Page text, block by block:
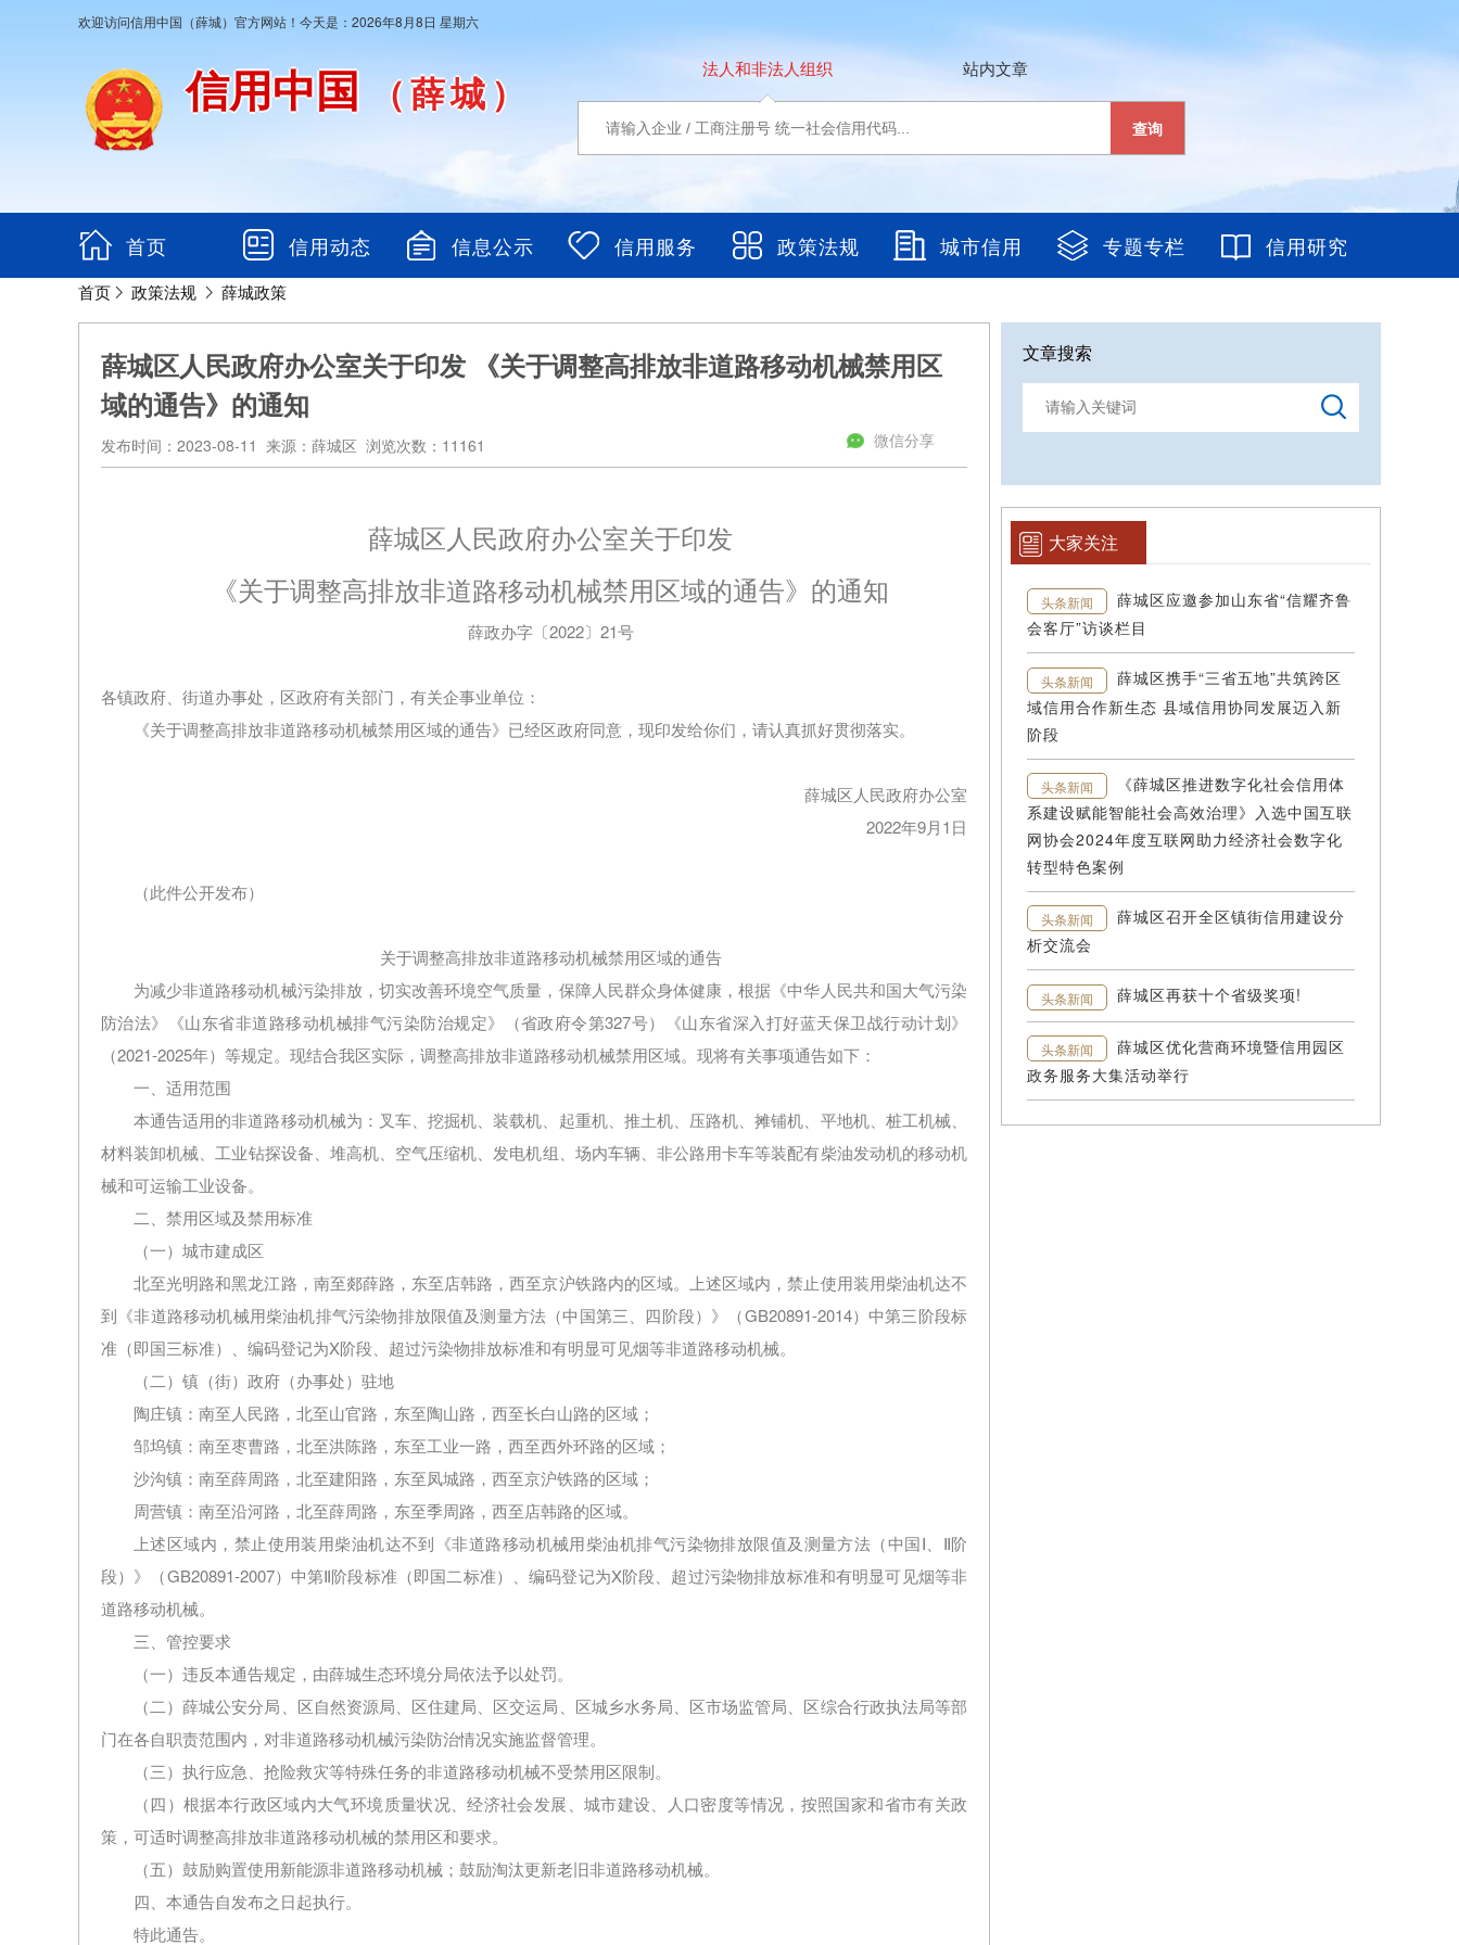
欢迎访问信用中国（薛城）官方网站！今天是：2026年8月8日 星期六
信用中国 （薛城）
法人和非法人组织 站内文章
查询
首页 信用动态 信息公示 信用服务 政策法规 城市信用 专题专栏 信用研究
首页 政策法规 薛城政策
薛城区人民政府办公室关于印发 《关于调整高排放非道路移动机械禁用区
域的通告》的通知
发布时间：2023-08-11 来源：薛城区 浏览次数：11161 微信分享
薛城区人民政府办公室关于印发
《关于调整高排放非道路移动机械禁用区域的通告》的通知
薛政办字〔2022〕21号
各镇政府、街道办事处，区政府有关部门，有关企事业单位：
《关于调整高排放非道路移动机械禁用区域的通告》已经区政府同意，现印发给你们，请认真抓好贯彻落实。
薛城区人民政府办公室
2022年9月1日
（此件公开发布）
关于调整高排放非道路移动机械禁用区域的通告
为减少非道路移动机械污染排放，切实改善环境空气质量，保障人民群众身体健康，根据《中华人民共和国大气污染
防治法》《山东省非道路移动机械排气污染防治规定》（省政府令第327号）《山东省深入打好蓝天保卫战行动计划》
（2021-2025年）等规定。现结合我区实际，调整高排放非道路移动机械禁用区域。现将有关事项通告如下：
一、适用范围
本通告适用的非道路移动机械为：叉车、挖掘机、装载机、起重机、推土机、压路机、摊铺机、平地机、桩工机械、
材料装卸机械、工业钻探设备、堆高机、空气压缩机、发电机组、场内车辆、非公路用卡车等装配有柴油发动机的移动机
械和可运输工业设备。
二、禁用区域及禁用标准
（一）城市建成区
北至光明路和黑龙江路，南至郯薛路，东至店韩路，西至京沪铁路内的区域。上述区域内，禁止使用装用柴油机达不
到《非道路移动机械用柴油机排气污染物排放限值及测量方法（中国第三、四阶段）》（GB20891-2014）中第三阶段标
准（即国三标准）、编码登记为X阶段、超过污染物排放标准和有明显可见烟等非道路移动机械。
（二）镇（街）政府（办事处）驻地
陶庄镇：南至人民路，北至山官路，东至陶山路，西至长白山路的区域；
邹坞镇：南至枣曹路，北至洪陈路，东至工业一路，西至西外环路的区域；
沙沟镇：南至薛周路，北至建阳路，东至凤城路，西至京沪铁路的区域；
周营镇：南至沿河路，北至薛周路，东至季周路，西至店韩路的区域。
上述区域内，禁止使用装用柴油机达不到《非道路移动机械用柴油机排气污染物排放限值及测量方法（中国Ⅰ、Ⅱ阶
段）》（GB20891-2007）中第Ⅱ阶段标准（即国二标准）、编码登记为X阶段、超过污染物排放标准和有明显可见烟等非
道路移动机械。
三、管控要求
（一）违反本通告规定，由薛城生态环境分局依法予以处罚。
（二）薛城公安分局、区自然资源局、区住建局、区交运局、区城乡水务局、区市场监管局、区综合行政执法局等部
门在各自职责范围内，对非道路移动机械污染防治情况实施监督管理。
（三）执行应急、抢险救灾等特殊任务的非道路移动机械不受禁用区限制。
（四）根据本行政区域内大气环境质量状况、经济社会发展、城市建设、人口密度等情况，按照国家和省市有关政
策，可适时调整高排放非道路移动机械的禁用区和要求。
（五）鼓励购置使用新能源非道路移动机械；鼓励淘汰更新老旧非道路移动机械。
四、本通告自发布之日起执行。
特此通告。
文章搜索
大家关注
头条新闻
薛城区应邀参加山东省“信耀齐鲁
会客厅”访谈栏目
头条新闻
薛城区携手“三省五地”共筑跨区
域信用合作新生态 县域信用协同发展迈入新
阶段
头条新闻
《薛城区推进数字化社会信用体
系建设赋能智能社会高效治理》入选中国互联
网协会2024年度互联网助力经济社会数字化
转型特色案例
头条新闻
薛城区召开全区镇街信用建设分
析交流会
头条新闻 薛城区再获十个省级奖项!
头条新闻
薛城区优化营商环境暨信用园区
政务服务大集活动举行